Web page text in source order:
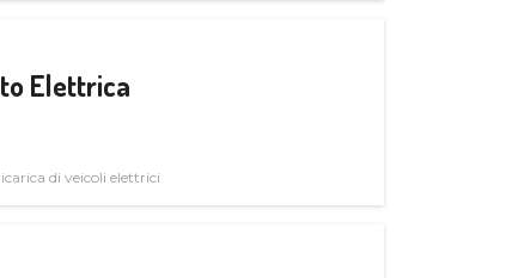
Elettrica
di veicoli elettrici